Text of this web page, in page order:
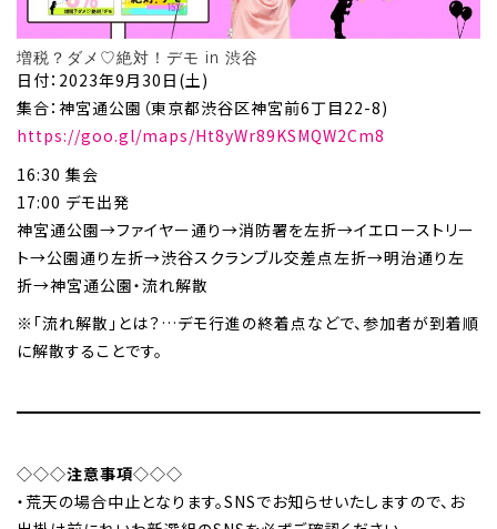
増税？ダメ♡絶対！デモ in 渋谷
日付：2023年9月30日(土)
集合：神宮通公園（東京都渋谷区神宮前6丁目22-8)
https://goo.gl/maps/Ht8yWr89KSMQW2Cm8
16:30 集会
17:00 デモ出発
神宮通公園→ファイヤー通り→消防署を左折→イエローストリー
ト→公園通り左折→渋谷スクランブル交差点左折→明治通り左
折→神宮通公園・流れ解散
※「流れ解散」とは？…デモ行進の終着点などで、参加者が到着順
に解散することです。
◇◇◇注意事項◇◇◇
・荒天の場合中止となります。SNSでお知らせいたしますので、お